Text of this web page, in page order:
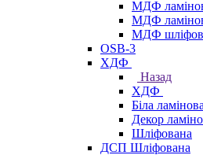
МДФ
МДФ
МДФ
OSB-3
ХДФ
Назад
ХДФ
Біла
Декор
Шліфована
ДСП Шліфована